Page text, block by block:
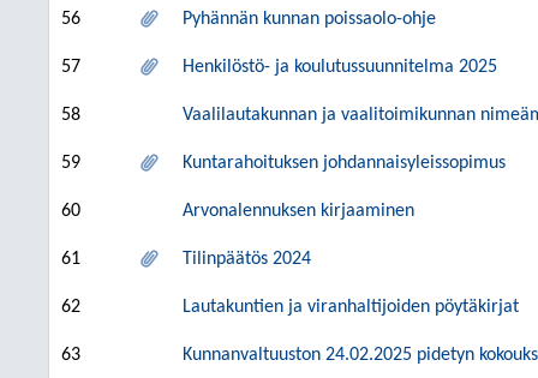
56 Pyhännän kunnan poissaolo-ohje
57 Henkilöstö- ja koulutussuunnitelma 2025
58 Vaalilautakunnan ja vaalitoimikunnan
59 Kuntarahoituksen johdannaisyleissopimus
60 Arvonalennuksen kirjaaminen
61 Tilinpäätös 2024
62 Lautakuntien ja viranhaltijoiden pöytäkirjat
63 Kunnanvaltuuston 24.02.2025 pidetyn